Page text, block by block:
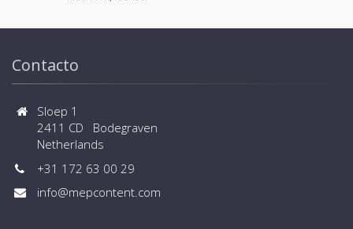
Contacto
Sloep 1
2411 CD Bodegraven
Netherlands
+31 172 63 00 29
info@mepcontent.com